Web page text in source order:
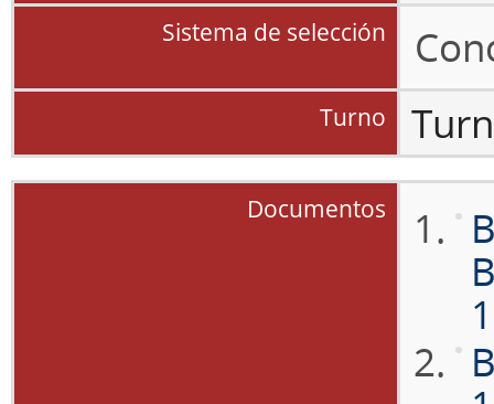
Sistema de selección
Turno
Documentos